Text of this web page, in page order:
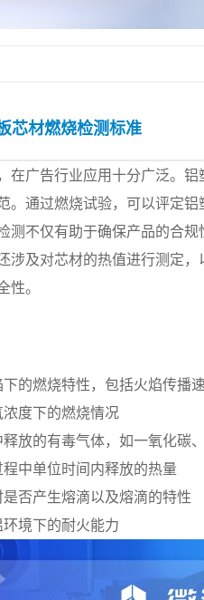
芯材燃烧检测标准
在广告行业应用十分广泛。
。通过燃烧试验，可以评定
测不仅有助于确保产品的合
涉及对芯材的热值进行测定
性。
的燃烧特性，包括火焰传播
度下的燃烧情况
放的有毒气体，如一氧化碳
中单位时间内释放的热量
否产生熔滴以及熔滴的特性
境下的耐火能力